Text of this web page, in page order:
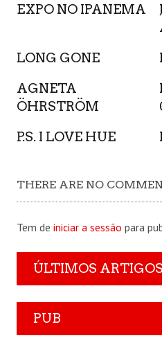
EXPO NO IPANEMA
LONG GONE
AGNETA
ÖHRSTRÖM
P.S. I LOVE HUE
THERE ARE NO
Tem de iniciar a sessão para
ÚLTIMOS ARTIGOS
PUB